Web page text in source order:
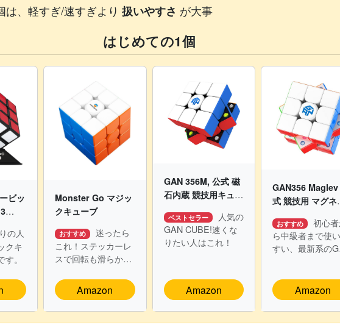
は、軽すぎ/速すぎより 扱いやすさ が大事
はじめての1個
ビッ
の人
クキ
。
Monster Go マジッ
クキューブ
おすすめ
迷ったら
これ！ステッカーレ
スで回転も滑らかで
Amazon
GAN 356M, 公式 磁
石内蔵 競技用キュー
ステッカーレス
ベストセラー
人気の
GAN CUBE!速くな
りたい人はこれ！
Amazon
GAN356
式 競技用 マグネ
おすすめ
初心
ら中級者まで使
すい、最新系の
Amazon